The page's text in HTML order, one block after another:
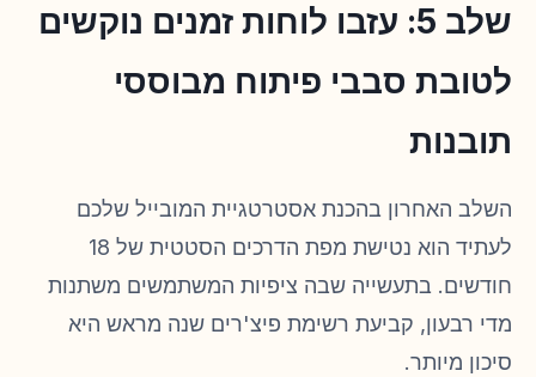
שלב 5: עזבו לוחות זמנים נוקשים
לטובת סבבי פיתוח מבוססי
תובנות
השלב האחרון בהכנת אסטרטגיית המובייל שלכם
לעתיד הוא נטישת מפת הדרכים הסטטית של 18
חודשים. בתעשייה שבה ציפיות המשתמשים משתנות
מדי רבעון, קביעת רשימת פיצ'רים שנה מראש היא
סיכון מיותר.